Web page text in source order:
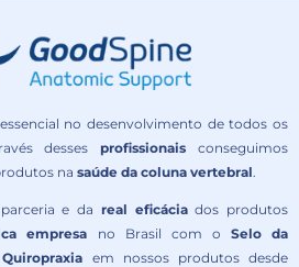
no desenvolvimento de todos os
dessesprofissionais conseguimos
na saúde da coluna vertebral.
e da real eficáciados produtos
empresa no Brasil com o Selo da
em nossos produtos desde